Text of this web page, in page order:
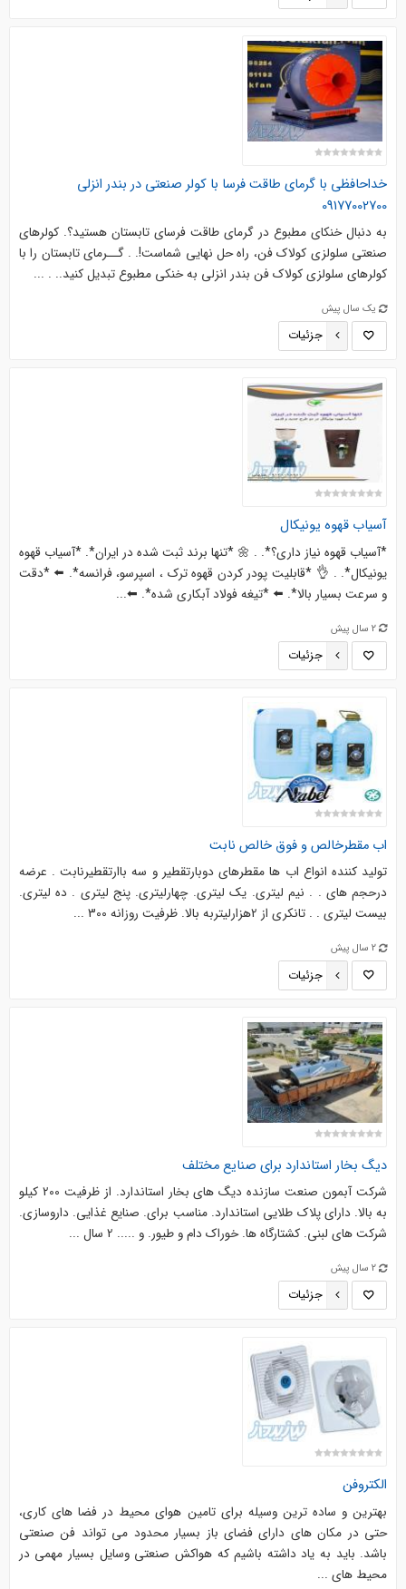
خداحافظی با گرمای طاقت فرسا با کولر صنعتی در بندر انزلی
09177002700
به دنبال خنکای مطبوع در گرمای طاقت فرسای تابستان هستید؟. کولرهای
صنعتی سلولزی کولاک فن، راه حل نهایی شماست!. . گــرمای تابستان را با
کولرهای سلولزی کولاک فن بندر انزلی به خنکی مطبوع تبدیل کنید.. . ...
یک سال پیش
جزئیات
آسیاب قهوه یونیکال
*آسیاب قهوه نیاز داری؟*. . 🌼 *تنها برند ثبت شده در ایران*. *آسیاب قهوه
یونیکال*. . 👌 *قابلیت پودر کردن قهوه ترک ، اسپرسو، فرانسه*. ⬅️ *دقت
و سرعت بسیار بالا*. ⬅️ *تیغه فولاد آبکاری شده*. ⬅...
2 سال پیش
جزئیات
اب مقطرخالص و فوق خالص نابت
تولید کننده انواع اب ها مقطرهای دوبارتقطیر و سه باارتقطیرنابت . عرضه
درحجم های . . نیم لیتری. یک لیتری. چهارلیتری. پنج لیتری . ده لیتری.
بیست لیتری . . تانکری از 2هزارلیتربه بالا. ظرفیت روزانه 300 ...
2 سال پیش
جزئیات
دیگ بخار استاندارد برای صنایع مختلف
شرکت آبمون صنعت سازنده دیگ های بخار استاندارد. از ظرفیت 200 کیلو
به بالا. دارای پلاک طلایی استاندارد. مناسب برای. صنایع غذایی. داروسازی.
شرکت های لبنی. کشتارگاه ها. خوراک دام و طیور. و ..... 2 سال ...
2 سال پیش
جزئیات
الکتروفن
بهترین و ساده ترین وسیله برای تامین هوای محیط در فضا های کاری،
حتی در مکان های دارای فضای باز بسیار محدود می تواند فن صنعتی
باشد. باید به یاد داشته باشیم که هواکش صنعتی وسایل بسیار مهمی در
محیط های ...